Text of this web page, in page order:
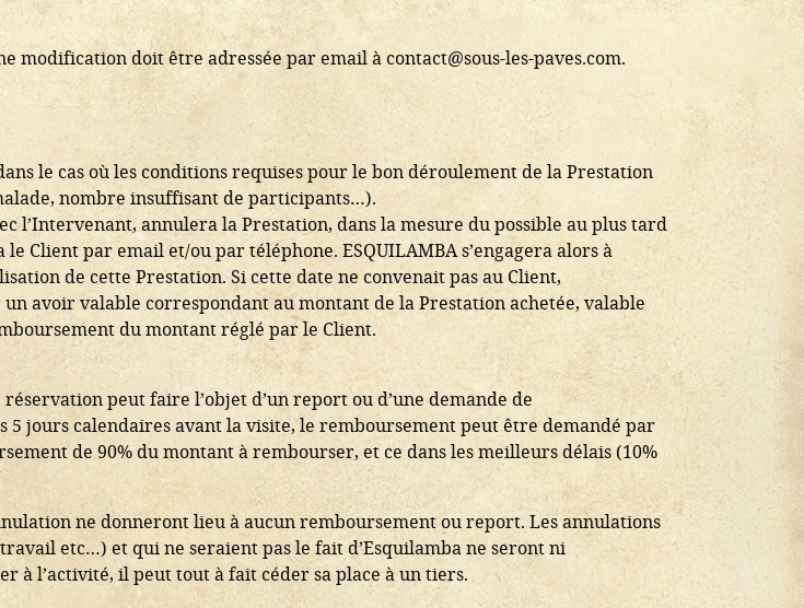
doit être adressée par email à contact@sous-les-paves.com.
le cas où les conditions requises pour le bon déroulement de la Prestation
nombre insuffisant de participants…).
l’Intervenant, annulera la Prestation, dans la mesure du possible au plus tard
Client par email et/ou par téléphone. ESQUILAMBA s’engagera alors à
de cette Prestation. Si cette date ne convenait pas au Client,
avoir valable correspondant au montant de la Prestation achetée, valable
du montant réglé par le Client.
peut faire l’objet d’un report ou d’une demande de
jours calendaires avant la visite, le remboursement peut être demandé par
de 90% du montant à rembourser, et ce dans les meilleurs délais (10%
ne donneront lieu à aucun remboursement ou report. Les annulations
etc…) et qui ne seraient pas le fait d’Esquilamba ne seront ni
à l’activité, il peut tout à fait céder sa place à un tiers.